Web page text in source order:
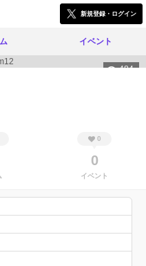
新規登録・ログイン
イベント
484
0
0
イベント